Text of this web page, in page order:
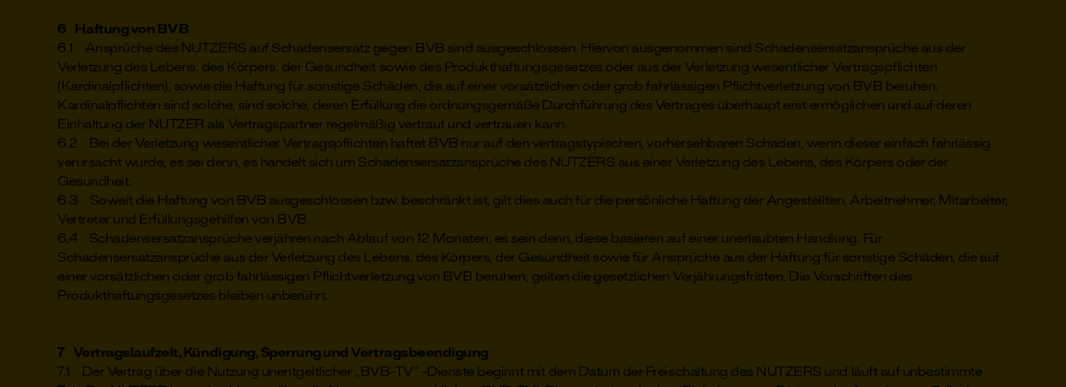
6 Haftung von BVB
6.1 Ansprüche des NUTZERS auf Schadensersatz gegen BVB sind ausgeschlossen. Hiervon ausgenommen sind Schadensersatzansprüche aus der
Verletzung des Lebens, des Körpers, der Gesundheit sowie des Produkthaftungsgesetzes oder aus der Verletzung wesentlicher Vertragspflichten
(Kardinalpflichten), sowie die Haftung für sonstige Schäden, die auf einer vorsätzlichen oder grob fahrlässigen Pflichtverletzung von BVB beruhen.
Kardinalpflichten sind solche, sind solche, deren Erfüllung die ordnungsgemäße Durchführung des Vertrages überhaupt erst ermöglichen und auf deren
Einhaltung der NUTZER als Vertragspartner regelmäßig vertraut und vertrauen kann.
6.2 Bei der Verletzung wesentlicher Vertragspflichten haftet BVB nur auf den vertragstypischen, vorhersehbaren Schaden, wenn dieser einfach fahrlässig
verursacht wurde, es sei denn, es handelt sich um Schadensersatzansprüche des NUTZERS aus einer Verletzung des Lebens, des Körpers oder der
Gesundheit.
6.3 Soweit die Haftung von BVB ausgeschlossen bzw. beschränkt ist, gilt dies auch für die persönliche Haftung der Angestellten, Arbeitnehmer, Mitarbeiter,
Vertreter und Erfüllungsgehilfen von BVB.
6.4 Schadensersatzansprüche verjähren nach Ablauf von 12 Monaten, es sein denn, diese basieren auf einer unerlaubten Handlung. Für
Schadensersatzansprüche aus der Verletzung des Lebens, des Körpers, der Gesundheit sowie für Ansprüche aus der Haftung für sonstige Schäden, die auf
einer vorsätzlichen oder grob fahrlässigen Pflichtverletzung von BVB beruhen, gelten die gesetzlichen Verjährungsfristen. Die Vorschriften des
Produkthaftungsgesetzes bleiben unberührt.
7 Vertragslaufzeit, Kündigung, Sperrung und Vertragsbeendigung
7.1 Der Vertrag über die Nutzung unentgeltlicher „BVB-TV“ -Dienste beginnt mit dem Datum der Freischaltung des NUTZERS und läuft auf unbestimmte